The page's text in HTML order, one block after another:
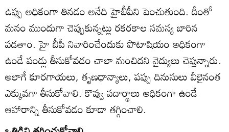
ఉప్పు అధికంగా తినడం అనేది హైబీపీని పెంచుతుంది. దీంతో
మనం ముందుగా చెప్పుకున్నట్లు రకరకాల సమస్య బారిన
పడతాం. హై బీపీ నివారించేందుకు పొటాషియం అధికంగా
ఉండే పండ్లు తీసుకోవడం చాలా మంచిదని వైద్యులు చెప్తున్నారు.
అలాగే కూరగాయలు, తృణధాన్యాలు, పప్పు దినుసులు వీలైనంత
ఎక్కువగా తీసుకోవాలి. కొవ్వు పదార్థాలు అధికంగా ఉండే
ఆహారాన్ని తీసుకోవడం కూడా తగ్గించాలి.